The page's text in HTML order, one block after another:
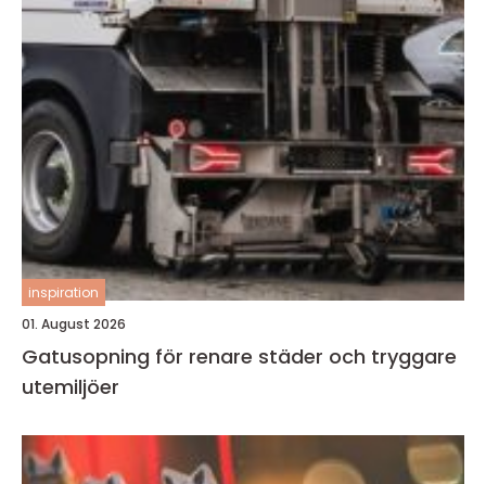
inspiration
01. August 2026
Gatusopning för renare städer och tryggare
utemiljöer